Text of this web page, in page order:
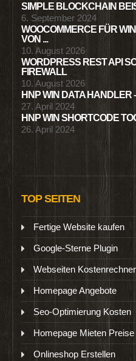
SIMPLE BLOCKCHAIN
6. September 2024
WOOCOMMERCE FÜR
VON ...
10. August 2026
WORDPRESS REST API
FIREWALL
10. August 2026
HNP WIN DATA HANDLER
27. April 2024
HNP WIN SHORTCODE
26. April 2024
TOP SEITEN
Fertige Website kaufen
Google-Sterne Plugin
Webseiten Kostenrechner
Homepage Angebote
Seo-Optimierung Kosten
Homepage Mieten Preise
Onlineshop Erstellen